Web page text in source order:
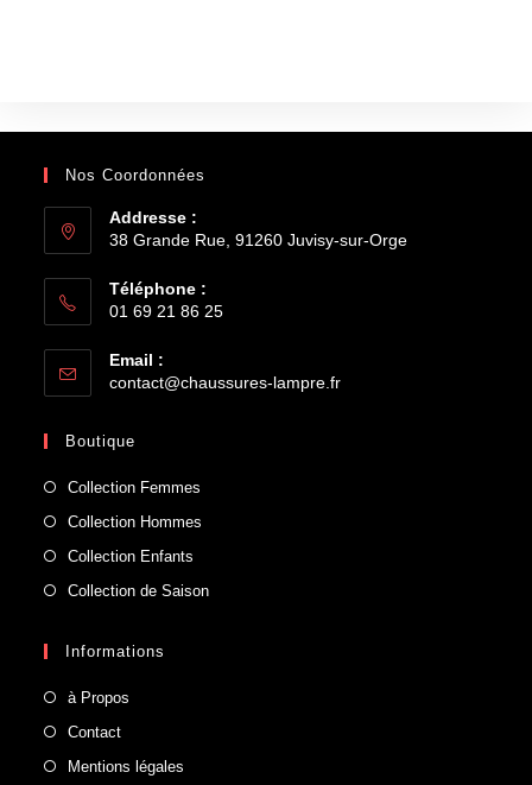
Nos Coordonnées
Addresse :
38 Grande Rue, 91260 Juvisy-sur-Orge
Téléphone :
01 69 21 86 25
Email :
contact@chaussures-lampre.fr
Boutique
Collection Femmes
Collection Hommes
Collection Enfants
Collection de Saison
Informations
à Propos
Contact
Mentions légales